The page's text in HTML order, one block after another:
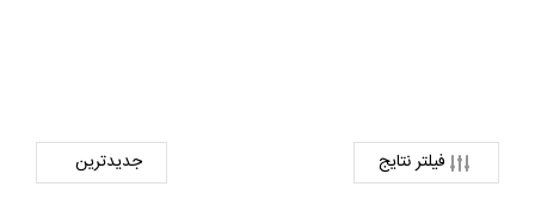
فیلتر نتایج